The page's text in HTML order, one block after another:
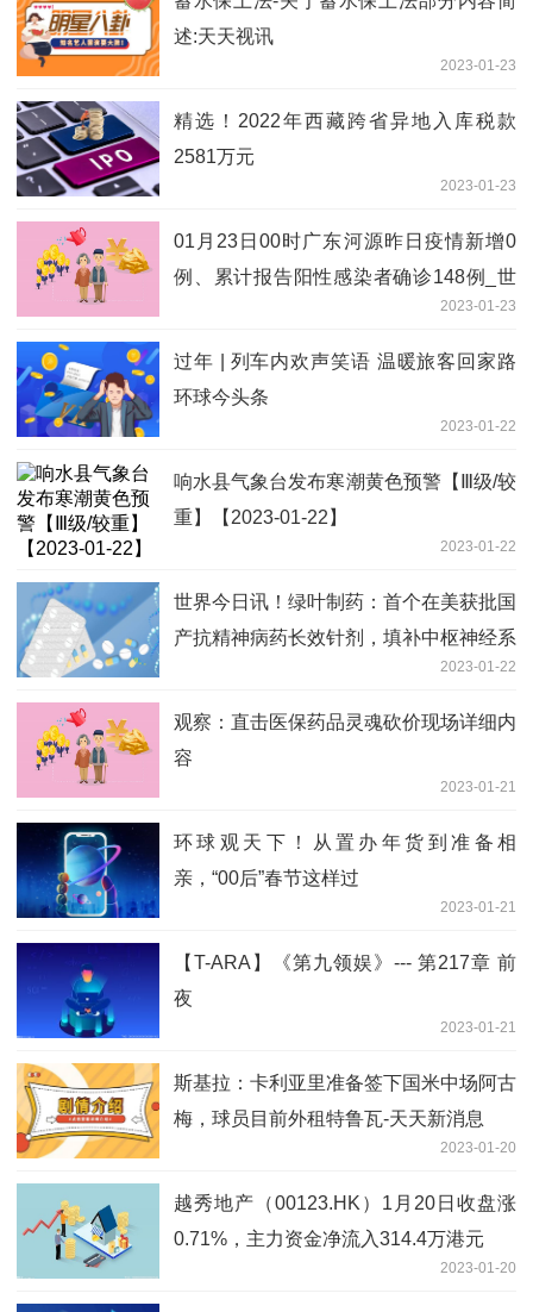
述:天天视讯
2023-01-23
精选！2022年西藏跨省异地入库税款
2581万元
2023-01-23
01月23日00时广东河源昨日疫情新增0
例、累计报告阳性感染者确诊148例_世
2023-01-23
过年 | 列车内欢声笑语 温暖旅客回家路
环球今头条
2023-01-22
响水县气象台发布寒潮黄色预警【Ⅲ级/较
重】【2023-01-22】
2023-01-22
世界今日讯！绿叶制药：首个在美获批国
产抗精神病药长效针剂，填补中枢神经系
2023-01-22
观察：直击医保药品灵魂砍价现场详细内
容
2023-01-21
环球观天下！从置办年货到准备相
亲，“00后”春节这样过
2023-01-21
【T-ARA】《第九领娱》--- 第217章 前
夜
2023-01-21
斯基拉：卡利亚里准备签下国米中场阿古
梅，球员目前外租特鲁瓦-天天新消息
2023-01-20
越秀地产（00123.HK）1月20日收盘涨
0.71%，主力资金净流入314.4万港元
2023-01-20